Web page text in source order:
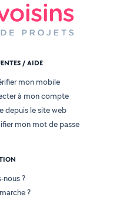
/ AIDE
mon mobile
à mon compte
depuis le site web
mon mot de passe
nous ?
?